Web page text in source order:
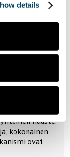
details
26.09.2023
haaste.
kokonainen
ovat